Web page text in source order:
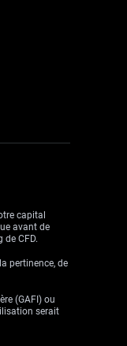
capital
avant de
CFD.
pertinence, de
(GAFI) ou
serait